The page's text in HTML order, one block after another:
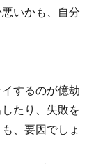
いかも、自分
するのが億劫
たり、失敗を
、要因でしょ